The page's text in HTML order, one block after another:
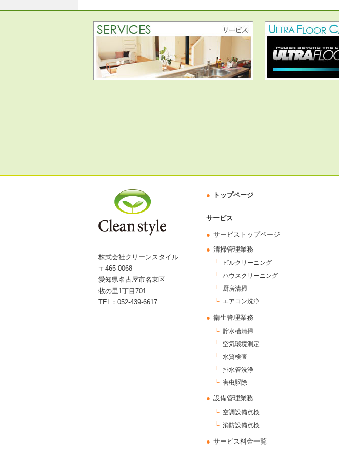
株式会社クリーンスタイル
〒465-0068
愛知県名古屋市名東区
牧の里1丁目701
TEL：052-439-6617
トップページ
サービス
サービストップページ
清掃管理業務
ビルクリーニング
ハウスクリーニング
厨房清掃
エアコン洗浄
衛生管理業務
貯水槽清掃
空気環境測定
水質検査
排水管洗浄
害虫駆除
設備管理業務
空調設備点検
消防設備点検
サービス料金一覧